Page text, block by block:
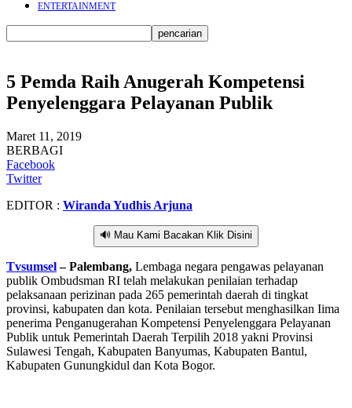
ENTERTAINMENT
5 Pemda Raih Anugerah Kompetensi
Penyelenggara Pelayanan Publik
Maret 11, 2019
BERBAGI
Facebook
Twitter
EDITOR : Wiranda Yudhis Arjuna
🔊 Mau Kami Bacakan Klik Disini
Tvsumsel– Palembang, Lembaga negara pengawas pelayanan
publik Ombudsman RI telah melakukan penilaian terhadap
pelaksanaan perizinan pada 265 pemerintah daerah di tingkat
provinsi, kabupaten dan kota. Penilaian tersebut menghasilkan Iima
penerima Penganugerahan Kompetensi Penyelenggara Pelayanan
Publik untuk Pemerintah Daerah Terpilih 2018 yakni Provinsi
Sulawesi Tengah, Kabupaten Banyumas, Kabupaten Bantul,
Kabupaten Gunungkidul dan Kota Bogor.